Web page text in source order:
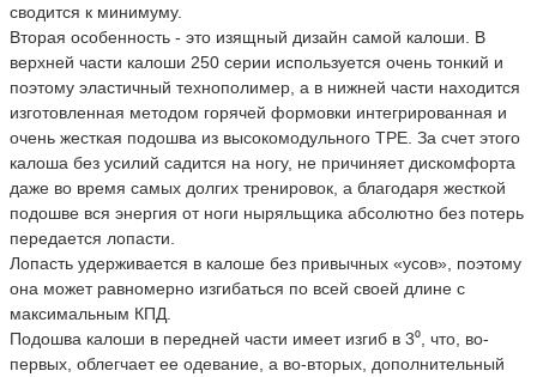
сводится к минимуму.
Вторая особенность - это изящный дизайн самой калоши. В
верхней части калоши 250 серии используется очень тонкий и
поэтому эластичный технополимер, а в нижней части находится
изготовленная методом горячей формовки интегрированная и
очень жесткая подошва из высокомодульного TPE. За счет этого
калоша без усилий садится на ногу, не причиняет дискомфорта
даже во время самых долгих тренировок, а благодаря жесткой
подошве вся энергия от ноги ныряльщика абсолютно без потерь
передается лопасти.
Лопасть удерживается в калоше без привычных «усов», поэтому
она может равномерно изгибаться по всей своей длине с
максимальным КПД.
Подошва калоши в передней части имеет изгиб в 3⁰, что, во-
первых, облегчает ее одевание, а во-вторых, дополнительный